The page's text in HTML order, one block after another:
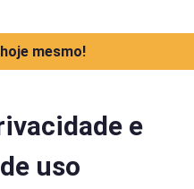
mesmo!
e
uso